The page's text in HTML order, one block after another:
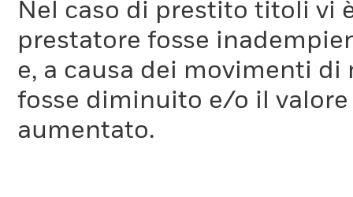
Nel caso di prestito titoli vi
prestatore fosse
e, a causa dei movimenti
fosse diminuito e/o il
aumentato.